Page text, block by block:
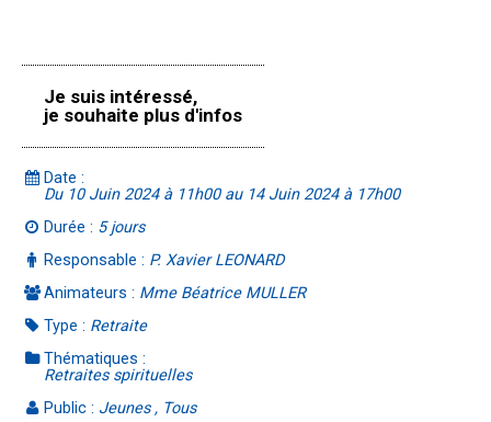
Je suis intéressé,
je souhaite plus d'infos
Date :
Du 10 Juin 2024 à 11h00 au 14 Juin 2024 à 17h00
Durée : 5 jours
Responsable : P. Xavier LEONARD
Animateurs : Mme Béatrice MULLER
Type : Retraite
Thématiques :
Retraites spirituelles
Public : Jeunes , Tous